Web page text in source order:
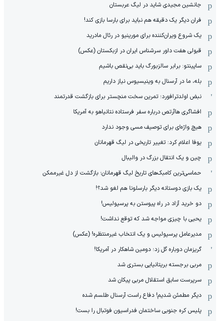
جانشین مجیدی شاید در لیگ عربستان
فران دیگر یک دقیقه هم نباید برای بارسا بازی کند!
یک شروع ویران‌کننده برای مورینیو در رئال مادرید
قبولی هفت داور سرشناس ایران در ازبکستان (عکس)
ساپینتو: برابر سالزبورگ باید بی‌نقص باشیم
بله، ما در آرسنال به وینیسیوس نیاز داریم
نبض اولدترافورد؛ تمرین سخت منچستر برای بازگشت قدرتمند
افشاگری هاآرتص درباره سفر فرستاده نتانیاهو به آمریکا
هیچ واژه‌ای برای توصیف مسی وجود ندارد
یوفا اعلام کرد: تغییر تاریخی در لیگ قهرمانان
چین و یک انتقال بزرگ در والیبال
حماسی‌ترین کامبک‌های تاریخ لیگ قهرمانان؛ بازگشت از دل غیرممکن
یک بازی دوستانه دیگر بارسلونا هم لغو شد؟!
دو خرید آزاد در راه پیوستن به پرسپولیس!
یحیی با چیزی مواجه شد که توقع نداشت!
مدیرعامل پرسپولیس و یک انتخاب غیرمنتظره! (عکس)
گریزمان دوباره گل زد؛ دومین شاهکار در آمریکا!
مربی برجسته بریتانیایی بستری شد
سرپرست سابق استقلال مربی پیکان شد
دیگر مطمئن شدیم! دفاع راست آرسنال طلسم شده
پلیس کره ‌جنوبی ساختمان فدراسیون فوتبال را بست!